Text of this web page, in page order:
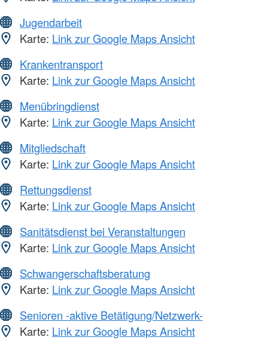
Jugendarbeit
Karte: Link zur Google Maps Ansicht
Krankentransport
Karte: Link zur Google Maps Ansicht
Menübringdienst
Karte: Link zur Google Maps Ansicht
Mitgliedschaft
Karte: Link zur Google Maps Ansicht
Rettungsdienst
Karte: Link zur Google Maps Ansicht
Sanitätsdienst bei Veranstaltungen
Karte: Link zur Google Maps Ansicht
Schwangerschaftsberatung
Karte: Link zur Google Maps Ansicht
Senioren -aktive Betätigung/Netzwerk-
Karte: Link zur Google Maps Ansicht